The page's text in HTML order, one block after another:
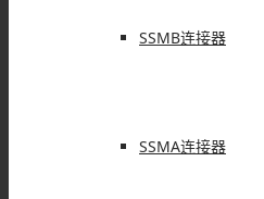
SSMB连接器
SSMA连接器